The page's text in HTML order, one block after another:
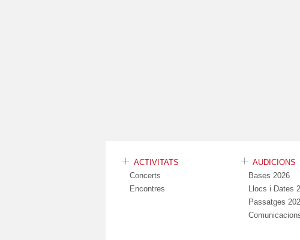
ACTIVITATS
Concerts
Encontres
AUDICIONS
Bases 2026
Llocs i Dates
Passatges